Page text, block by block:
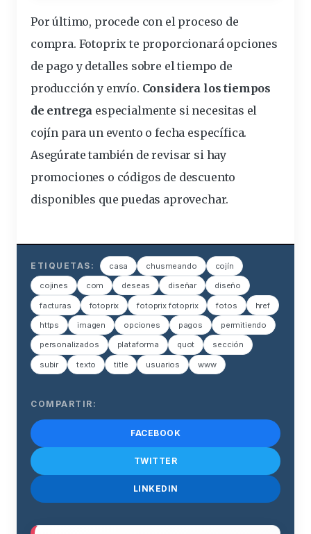
Por último, procede con el proceso de
compra. Fotoprix te proporcionará opciones
de pago y detalles sobre el tiempo de
producción y envío. Considera los tiempos
de entrega especialmente si necesitas el
cojín para un evento o fecha específica.
Asegúrate también de revisar si hay
promociones o códigos de descuento
disponibles que puedas aprovechar.
ETIQUETAS: casa chusmeando cojín
cojines com deseas diseñar diseño
facturas fotoprix fotoprix fotoprix fotos href
https imagen opciones pagos permitiendo
personalizados plataforma quot sección
subir texto title usuarios www
COMPARTIR:
FACEBOOK
TWITTER
LINKEDIN